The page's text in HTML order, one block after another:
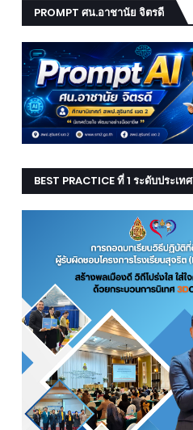
PROMPT ศน.อาชานัย จิตรดี
BEST PRACTICE ที่ 1 ระดับประเทศ